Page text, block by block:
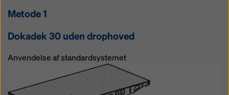
Metode 1
Dokadek 30 uden drophoved
Anvendelse af standardsystemet